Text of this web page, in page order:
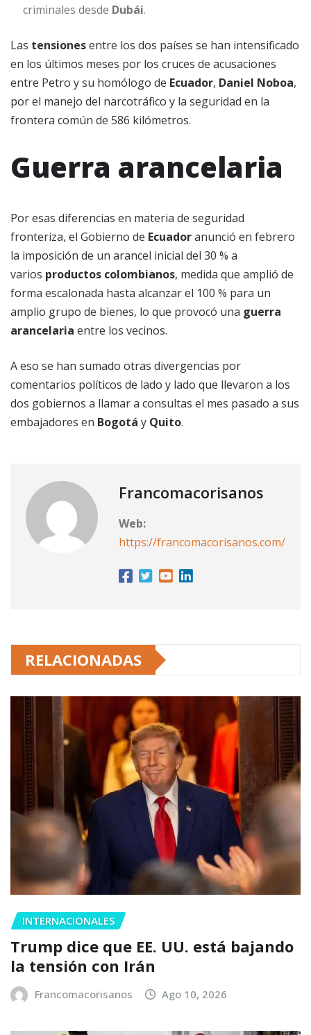
criminales desde Dubái.
Las tensionesentre los dos países se han intensificado
en los últimos meses por los cruces de acusaciones
entre Petro y su homólogo de Ecuador, Daniel Noboa,
por el manejo del narcotráfico y la seguridad en la
frontera común de 586 kilómetros.
Guerra arancelaria
Por esas diferencias en materia de seguridad
fronteriza, el Gobierno de Ecuadoranunció en febrero
la imposición de un arancel inicial del 30 % a
varios productos colombianos, medida que amplió de
forma escalonada hasta alcanzar el 100 % para un
amplio grupo de bienes, lo que provocó una guerra
arancelaria entre los vecinos.
A eso se han sumado otras divergencias por
comentarios políticos de lado y lado que llevaron a los
dos gobiernos a llamar a consultas el mes pasado a sus
embajadores en Bogotá y Quito.
Francomacorisanos
Web:
https://francomacorisanos.com/
RELACIONADAS
INTERNACIONALES
Trump dice que EE. UU. está bajando
la tensión con Irán
Francomacorisanos Ago 10, 2026